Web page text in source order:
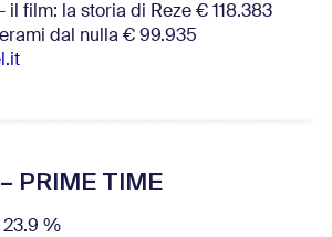
il film: la storia di Reze € 118.383
dal nulla € 99.935
PRIME TIME
23.9 %